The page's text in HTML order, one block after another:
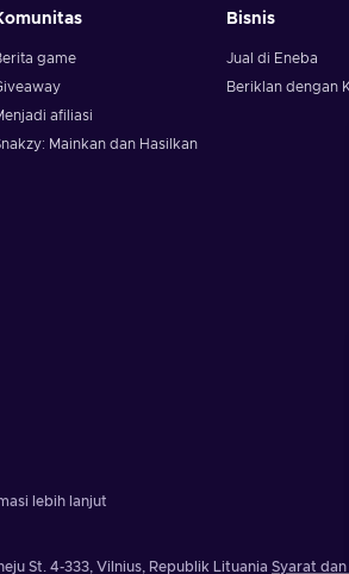
game
afiliasi
Mainkan dan Hasilkan
Bisnis
Jual di Eneba
Beriklan dengan
lebih lanjut
St. 4-333, Vilnius, Republik Lituania Syarat dan